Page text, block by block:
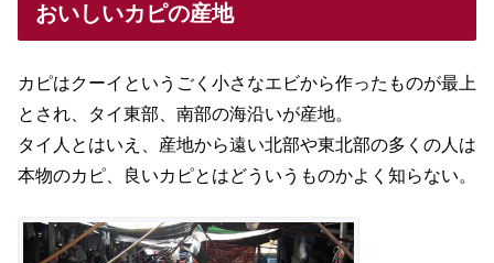
おいしいカピの産地
カピはクーイというごく小さなエビから作ったものが最上
とされ、タイ東部、南部の海沿いが産地。
タイ人とはいえ、産地から遠い北部や東北部の多くの人は
本物のカピ、良いカピとはどういうものかよく知らない。